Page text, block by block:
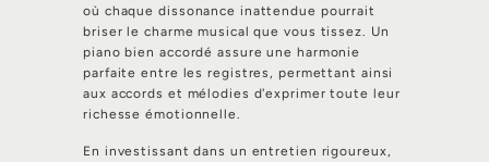
où chaque dissonance inattendue pourrait
briser le charme musical que vous tissez. Un
piano bien accordé assure une harmonie
parfaite entre les registres, permettant ainsi
aux accords et mélodies d'exprimer toute leur
richesse émotionnelle.
En investissant dans un entretien rigoureux,